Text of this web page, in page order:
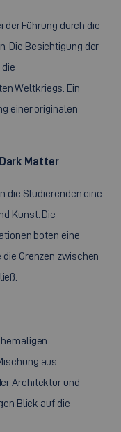
der Führung durch die
Die Besichtigung der
Weltkriegs. Ein
einer originalen
Matter
die Studierenden eine
Kunst. Die
boten eine
Grenzen zwischen
aus
Architektur und
Blick auf die